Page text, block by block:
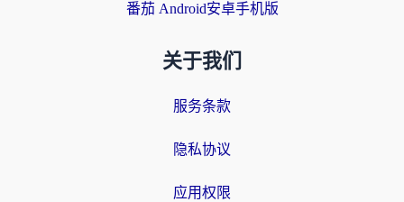
番茄 Android安卓手机版
关于我们
服务条款
隐私协议
应用权限